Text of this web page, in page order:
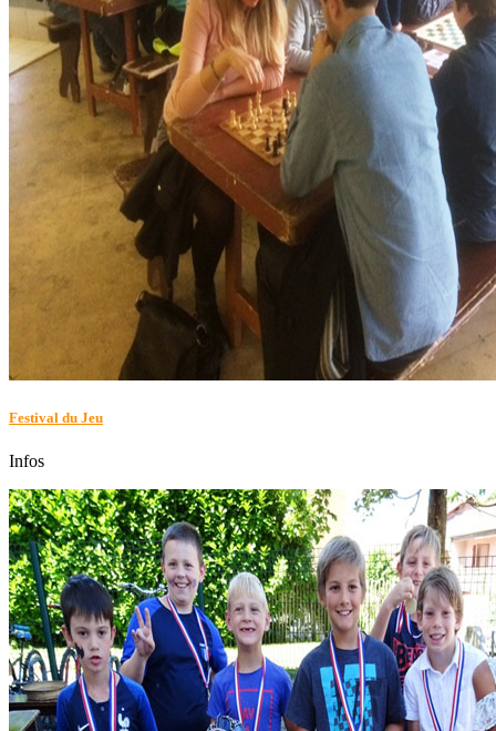
Festival du Jeu
Infos